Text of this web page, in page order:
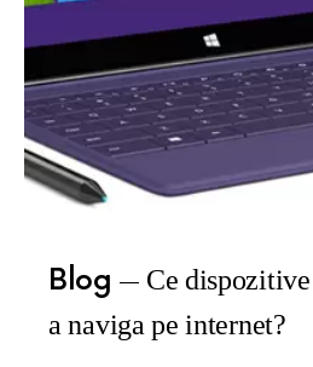
Blog
Ce
a naviga pe internet?